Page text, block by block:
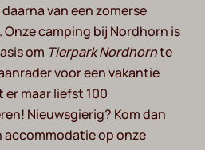
van een zomerse
camping bij Nordhorn is
om Tierpark Nordhornte
voor een vakantie
maar liefst 100
Nieuwsgierig? Kom dan
accommodatie op onze